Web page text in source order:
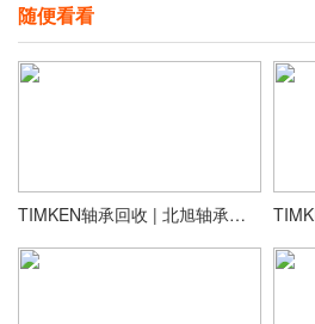
随便看看
​TIMKEN轴承回收 | 北旭轴承专业团队，精准估价，诚信合作